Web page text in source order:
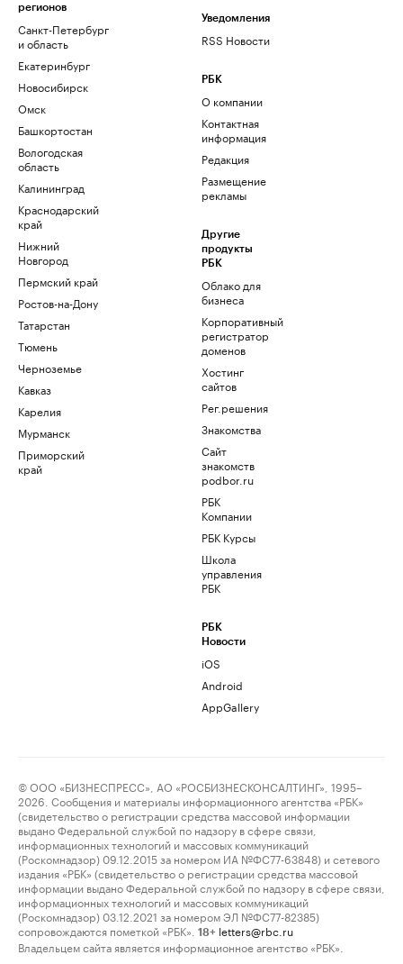
регионов
Санкт-Петербург
и область
Екатеринбург
Новосибирск
Омск
Башкортостан
Вологодская
область
Калининград
Краснодарский
край
Нижний
Новгород
Пермский край
Ростов-на-Дону
Татарстан
Тюмень
Черноземье
Кавказ
Карелия
Мурманск
Приморский
край
Уведомления
RSS Новости
РБК
О компании
Контактная
информация
Редакция
Размещение
рекламы
Другие
продукты
РБК
Облако для
бизнеса
Корпоративный
регистратор
доменов
Хостинг
сайтов
Рег.решения
Знакомства
Сайт
знакомств
podbor.ru
РБК
Компании
РБК Курсы
Школа
управления
РБК
РБК
Новости
iOS
Android
AppGallery
© ООО «БИЗНЕСПРЕСС», АО «РОСБИЗНЕСКОНСАЛТИНГ», 1995–
2026. Сообщения и материалы информационного агентства «РБК»
(свидетельство о регистрации средства массовой информации
выдано Федеральной службой по надзору в сфере связи,
информационных технологий и массовых коммуникаций
(Роскомнадзор) 09.12.2015 за номером ИА №ФС77-63848) и сетевого
издания «РБК» (свидетельство о регистрации средства массовой
информации выдано Федеральной службой по надзору в сфере связи,
информационных технологий и массовых коммуникаций
(Роскомнадзор) 03.12.2021 за номером ЭЛ №ФС77-82385)
сопровождаются пометкой «РБК».
18+ letters@rbc.ru
Владельцем сайта является информационное агентство «РБК».